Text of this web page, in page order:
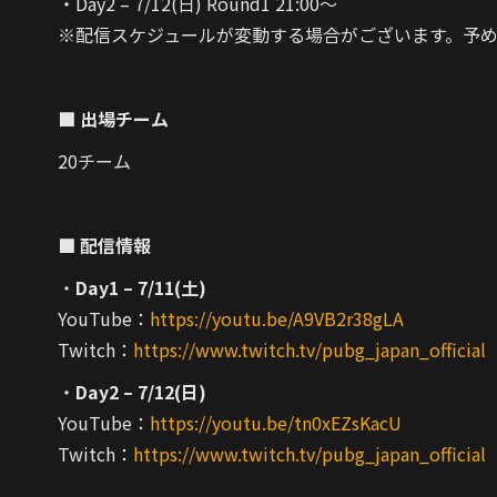
※配信スケジュールが変動する場合がございます。予め
■ 出場チーム
20チーム
■ 配信情報
・ Day1 – 7/11(土)
YouTube： https://youtu.be/A9VB2r38gLA
Twitch： https://www.twitch.tv/pubg_japan_official
・ Day2 – 7/12(日)
YouTube： https://youtu.be/tn0xEZsKacU
Twitch： https://www.twitch.tv/pubg_japan_official